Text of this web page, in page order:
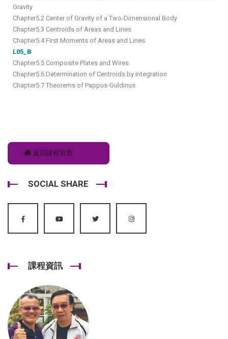
Gravity
Chapter5.2 Center of Gravity of a Two-Dimensional Body
Chapter5.3 Centroids of Areas and Lines
Chapter5.4 First Moments of Areas and Lines
L05_B
Chapter5.5 Composite Plates and Wires
Chapter5.6 Determination of Centroids by Integration
Chapter5.7 Theorems of Pappus-Guldinus
返回課程頁面
SOCIAL SHARE
課程資訊